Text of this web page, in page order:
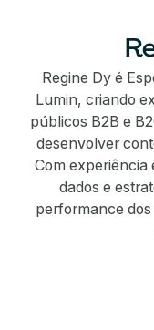
Regine Dy é
Lumin, criando
públicos B2B e
desenvolver
Com experiência
dados e
performance